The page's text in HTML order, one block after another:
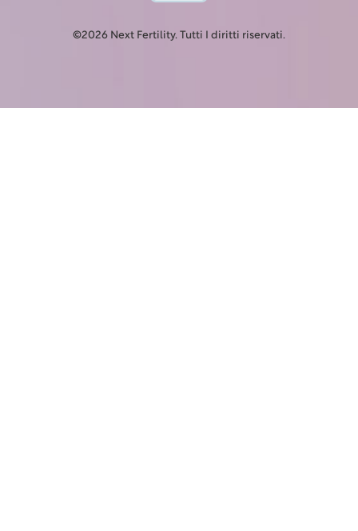
©2026 Next Fertility. Tutti I diritti riservati.